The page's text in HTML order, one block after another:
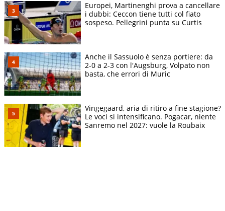
Europei, Martinenghi prova a cancellare
i dubbi: Ceccon tiene tutti col fiato
sospeso. Pellegrini punta su Curtis
Anche il Sassuolo è senza portiere: da
2-0 a 2-3 con l'Augsburg, Volpato non
basta, che errori di Muric
Vingegaard, aria di ritiro a fine stagione?
Le voci si intensificano. Pogacar, niente
Sanremo nel 2027: vuole la Roubaix